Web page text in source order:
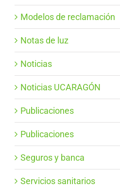
Modelos de reclamación
Notas de luz
Noticias
Noticias UCARAGÓN
Publicaciones
Publicaciones
Seguros y banca
Servicios sanitarios